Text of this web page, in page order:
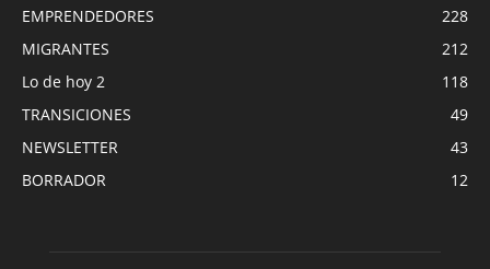
EMPRENDEDORES
228
MIGRANTES
212
Lo de hoy 2
118
TRANSICIONES
49
NEWSLETTER
43
BORRADOR
12